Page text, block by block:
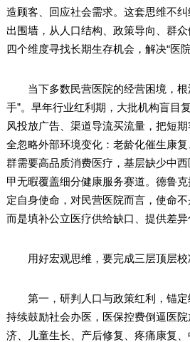
造顾客、回应社会需求。这套思维不
出围墙，从人口结构、政策导向、群
四个维度寻找长期生存机会，解决“医
当下多数民营医院的经营困境，根
手”。早年行业红利期，大批机构盲目
风投放广告、渠道导流买流量，把短
全忽略外部环境变化：老龄化催生康
群需要高品质消费医疗，基层缺少中
甲无暇覆盖细分健康服务赛道。德鲁
定自身使命，对民营医院而言，使命不
而是填补公立医疗供给缺口、提供差异
用好宏观思维，要完成三层顶层校
第一，研判人口与政策红利，锚定
持续鼓励社会办医，医保控费倒逼医
济、儿童生长、产后修复、疼痛康复、